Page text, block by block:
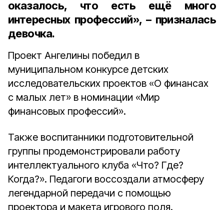
оказалось, что есть ещё много
интересных профессий», – призналась
девочка.
Проект Ангелины победил в
муниципальном конкурсе детских
исследовательских проектов «О финансах
с малых лет» в номинации «Мир
финансовых профессий».
Также воспитанники подготовительной
группы продемонстрировали работу
интеллектуального клуба «Что? Где?
Когда?». Педагоги воссоздали атмосферу
легендарной передачи с помощью
проектора и макета игрового поля.